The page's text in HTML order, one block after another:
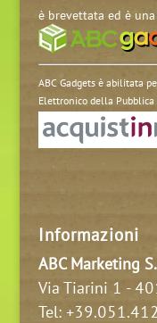
è brevettata ed è
ABC Gadgets è abilitata
Elettronico della
Informazioni
ABC Marketing
Via Tiarini 1 -
Tel: